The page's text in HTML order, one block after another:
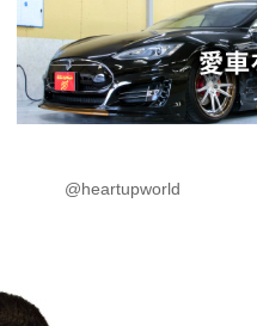
@heartupworld